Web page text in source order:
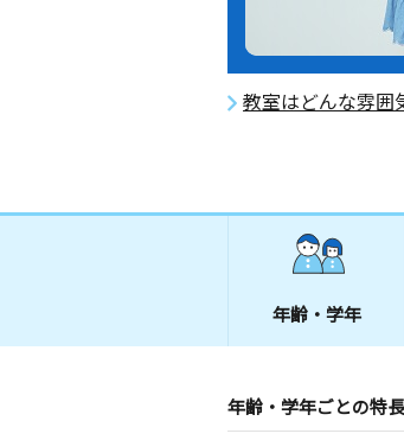
教室はどんな雰囲
年齢・学年
年齢・学年ごとの特長